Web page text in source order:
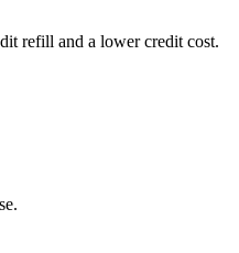
refill and a lower credit cost.